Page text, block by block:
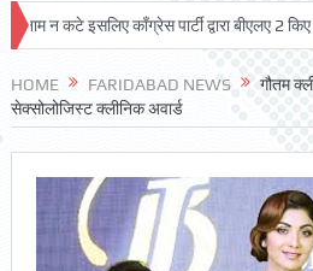
कटे इसलिए काँग्रेस पार्टी द्वारा बीएलए 2 किए जा
HOME FARIDABAD NEWS
गौतम
सेक्सोलोजिस्ट क्लीनिक अवार्ड